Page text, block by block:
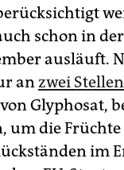
schon in der
ausläuft.
an zwei Stellen
Glyphosat,
um die
im